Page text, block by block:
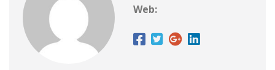
Web: